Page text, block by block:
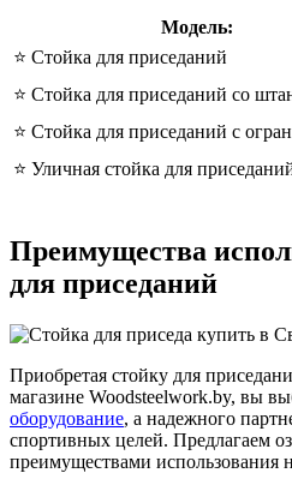
Модель:
⭐️ Стойка для приседаний
⭐️ Стойка для приседаний со
⭐️ Стойка для приседаний с
⭐️ Уличная стойка для
Преимущества
для приседаний
Приобретая стойку для
магазине Woodsteelwork.by, вы
оборудование, а надежного
спортивных целей. Предлагаем
преимуществами использования